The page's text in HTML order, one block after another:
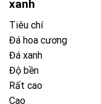
Cao hơn
Trung bình
Nếu bạn ưu tiên độ
Nếu ưu tiên chi phí